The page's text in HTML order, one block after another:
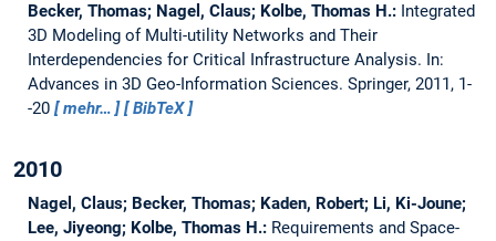
Becker, Thomas; Nagel, Claus; Kolbe, Thomas H.: Integrated
3D Modeling of Multi-utility Networks and Their
Interdependencies for Critical Infrastructure Analysis. In:
Advances in 3D Geo-Information Sciences. Springer, 2011, 1-
-20
mehr… BibTeX
2010
Nagel, Claus; Becker, Thomas; Kaden, Robert; Li, Ki-Joune;
Lee, Jiyeong; Kolbe, Thomas H.: Requirements and Space-